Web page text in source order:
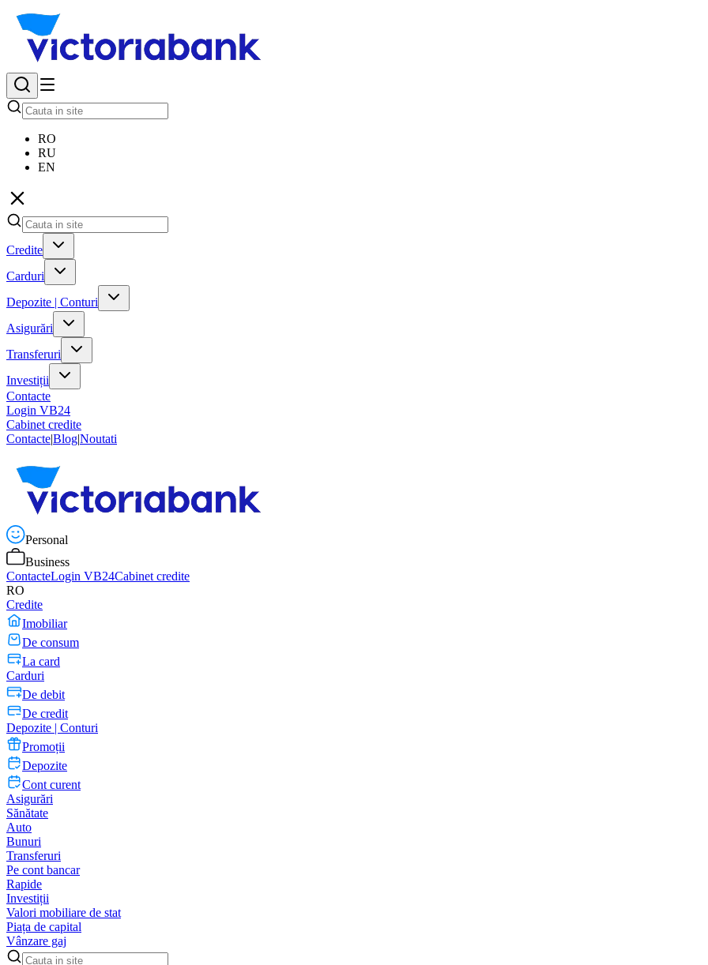
RO
RU
EN
Credite
Carduri
Depozite | Conturi
Asigurări
Transferuri
Investiții
Contacte
Login VB24
Cabinet credite
Contacte|Blog|Noutati
Personal
Business
ContacteLogin VB24Cabinet credite
RO
Credite
Imobiliar
De consum
La card
Carduri
De debit
De credit
Depozite | Conturi
Promoții
Depozite
Cont curent
Asigurări
Sănătate
Auto
Bunuri
Transferuri
Pe cont bancar
Rapide
Investiții
Valori mobiliare de stat
Piața de capital
Vânzare gaj